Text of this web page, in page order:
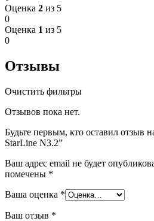
Оценка 2 из 5
0
Оценка 1 из 5
0
Отзывы
Очистить фильтры
Отзывов пока нет.
Будьте первым, кто оставил отзыв
StarLine N3.2”
Ваш адрес email не будет
помечены *
Ваша оценка *
Ваш отзыв *